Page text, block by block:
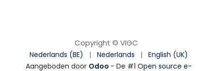
Copyright © VIGC
Nederlands (BE) | Nederlands |
English (UK)
Aangeboden door Odoo - De #1 Open source e-